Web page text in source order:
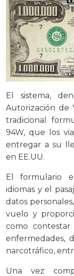
El sistema,
Autorización de
tradicional
94W, que los
entregar a su
en EE.UU.
El formulario
idiomas y el
datos
vuelo y
como contestar
enfermedades,
narcotráfico,
Una vez